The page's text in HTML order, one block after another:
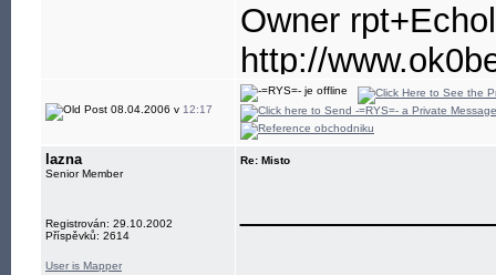
Owner
http://
http://
http://aprs.fi/
08.04.2006 v 12:17
lazna
Senior Member
Registrován: 29.10.2002
Příspěvků: 2614
User is Mapper
Re: Misto